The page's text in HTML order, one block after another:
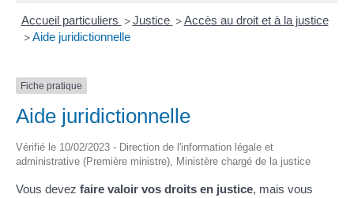
Accueil particuliers > Justice > Accès au droit et à la justice
> Aide juridictionnelle
Fiche pratique
Aide juridictionnelle
Vérifié le 10/02/2023 - Direction de l'information légale et
administrative (Première ministre), Ministère chargé de la justice
Vous devez faire valoir vos droits en justice, mais vous